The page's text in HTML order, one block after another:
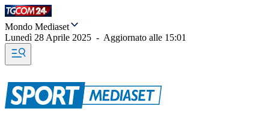
Mondo Mediaset
Lunedì 28 Aprile 2025 - Aggiornato alle 15:01